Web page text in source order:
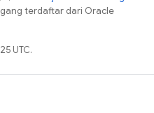
terdaftar dari Oracle
UTC.